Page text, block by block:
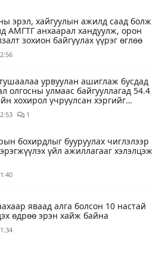
эрэл, хайгуулын ажилд саад болж
АМГТГ анхаарал хандуулж, орон
зохион байгуулах үүрэг өглөө
урвуулан ашиглаж бусдад
олгосны улмаас байгууллагад 54.4
хохирол учруулсан хэргийг
1
бохирдлыг бууруулах чиглэлээр
үйл ажиллагааг хэлэлцэж
яваад алга болсон 10 настай
өдрөө эрэн хайж байна